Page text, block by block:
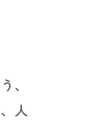
、
人